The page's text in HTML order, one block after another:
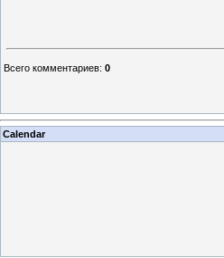
Всего комментариев: 0
Calendar